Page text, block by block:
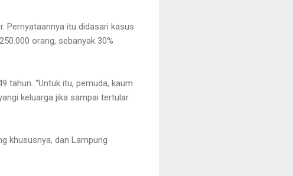
Pernyataannya itu didasari kasus
orang, sebanyak 30%
tahun. “Untuk itu, pemuda, kaum
keluarga jika sampai tertular
khususnya, dan Lampung